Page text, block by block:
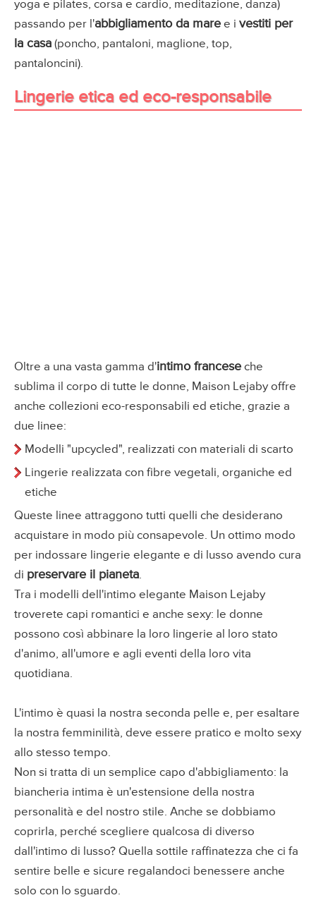
yoga e pilates, corsa e cardio, meditazione, danza)
passando per l'abbigliamento da mare e i vestiti per
la casa (poncho, pantaloni, maglione, top,
pantaloncini).
Lingerie etica ed eco-responsabile
Oltre a una vasta gamma d'intimo francese che
sublima il corpo di tutte le donne, Maison Lejaby offre
anche collezioni eco-responsabili ed etiche, grazie a
due linee:
Modelli "upcycled", realizzati con materiali di scarto
Lingerie realizzata con fibre vegetali, organiche ed
etiche
Queste linee attraggono tutti quelli che desiderano
acquistare in modo più consapevole. Un ottimo modo
per indossare lingerie elegante e di lusso avendo cura
di preservare il pianeta.
Tra i modelli dell'intimo elegante Maison Lejaby
troverete capi romantici e anche sexy: le donne
possono così abbinare la loro lingerie al loro stato
d'animo, all'umore e agli eventi della loro vita
quotidiana.
L'intimo è quasi la nostra seconda pelle e, per esaltare
la nostra femminilità, deve essere pratico e molto sexy
allo stesso tempo.
Non si tratta di un semplice capo d'abbigliamento: la
biancheria intima è un'estensione della nostra
personalità e del nostro stile. Anche se dobbiamo
coprirla, perché scegliere qualcosa di diverso
dall'intimo di lusso? Quella sottile raffinatezza che ci fa
sentire belle e sicure regalandoci benessere anche
solo con lo sguardo.